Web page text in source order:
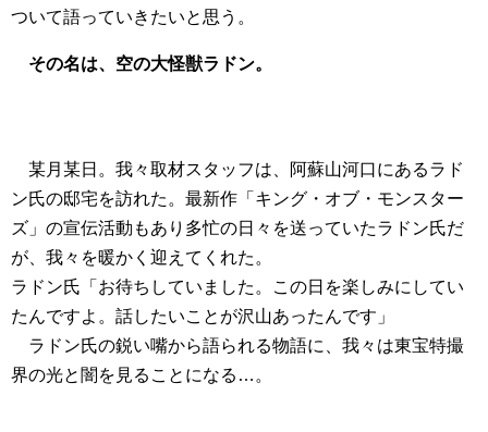
ついて語っていきたいと思う。
その名は、空の大怪獣ラドン。
某月某日。我々取材スタッフは、阿蘇山河口にあるラド
ン氏の邸宅を訪れた。最新作「キング・オブ・モンスター
ズ」の宣伝活動もあり多忙の日々を送っていたラドン氏だ
が、我々を暖かく迎えてくれた。
ラドン氏「お待ちしていました。この日を楽しみにしてい
たんですよ。話したいことが沢山あったんです」
ラドン氏の鋭い嘴から語られる物語に、我々は東宝特撮
界の光と闇を見ることになる…。